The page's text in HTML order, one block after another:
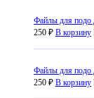
Файлы для подо
250 ₽ В корзину
Файлы для подо
250 ₽ В корзину